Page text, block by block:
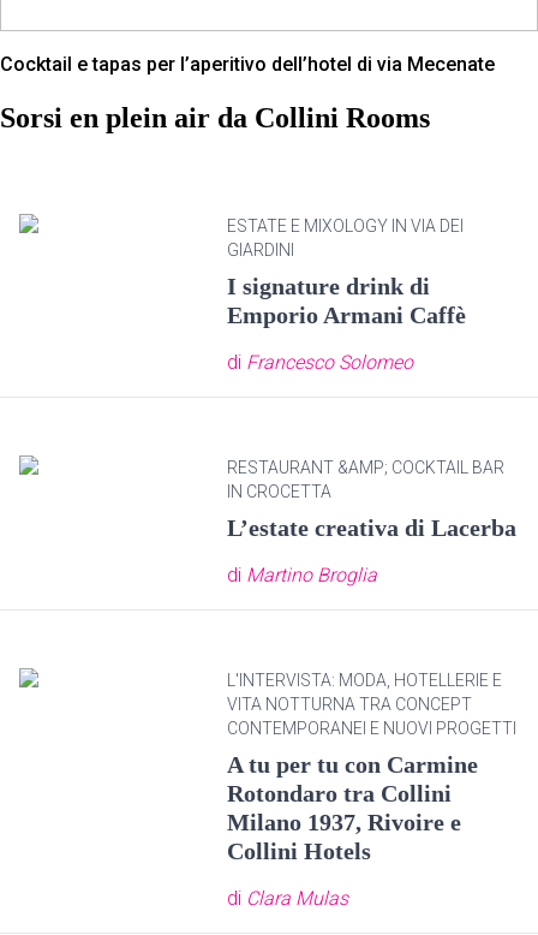
Cocktail e tapas per l’aperitivo dell’hotel di via Mecenate
Sorsi en plein air da Collini Rooms
ESTATE E MIXOLOGY IN VIA DEI
GIARDINI
I signature drink di
Emporio Armani Caffè
di Francesco Solomeo
RESTAURANT &AMP; COCKTAIL BAR
IN CROCETTA
L’estate creativa di Lacerba
di Martino Broglia
L'INTERVISTA: MODA, HOTELLERIE E
VITA NOTTURNA TRA CONCEPT
CONTEMPORANEI E NUOVI PROGETTI
A tu per tu con Carmine
Rotondaro tra Collini
Milano 1937, Rivoire e
Collini Hotels
di Clara Mulas